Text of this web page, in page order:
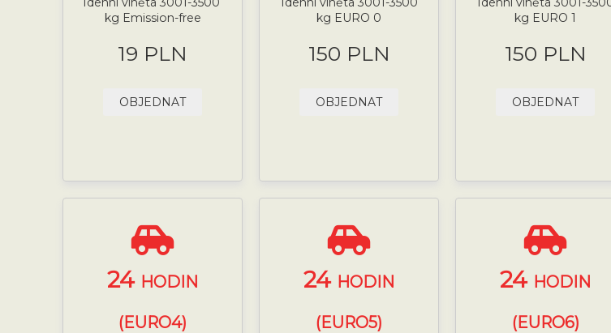
kg Emission-free
19 PLN
OBJEDNAT
kg EURO 0
150 PLN
OBJEDNAT
kg EURO 1
150 PLN
OBJEDNAT
24 HODIN
(EURO4)
24 HODIN
(EURO5)
24 HODIN
(EURO6)